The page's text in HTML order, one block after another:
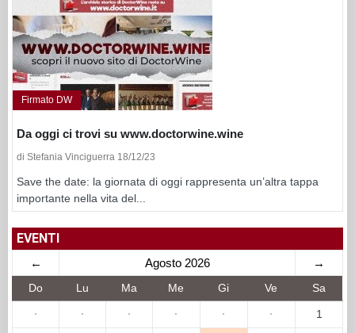
Firmato DW
Da oggi ci trovi su www.doctorwine.wine
di Stefania Vinciguerra 18/12/23
Save the date: la giornata di oggi rappresenta un’altra tappa
importante nella vita del...
EVENTI
← Agosto 2026 →
Do Lu Ma Me Gi Ve Sa
· · · · · · 1